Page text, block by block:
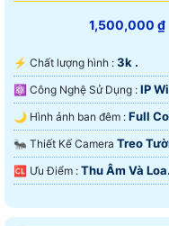
1,500,000 ₫
️⚡ Chất lượng hình : 3k .
⚛️ Công Nghệ Sử Dụng : IP
🌙 Hình ảnh ban đêm : Full
X.
🐜 Thiết Kế Camera Treo
️🆑 Ưu Điểm : Thu Âm Và Loa.